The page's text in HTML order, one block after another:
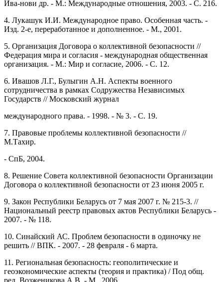
Ива-нови др. - М.: Международные отношения, 2003. - С. 216.
4. Лукашук И.И. Международное право. Особенная часть. -
Изд. 2-е, переработанное и дополненное. - М., 2001.
5. Организация Договора о коллективной безопасности //
Федерация мира и согласия - международная общественная
организация. - М.: Мир и согласие, 2006. - С. 12.
6. Ивашов Л.Г., Булыгин А.Н. Аспекты военного
сотрудничества в рамках Содружества Независимых
Государств // Московский журнал
международного права. - 1998. - № 3. - С. 19.
7. Правовые проблемы коллективной безопасности //
М.Тахир.
- СпБ, 2004.
8. Решение Совета коллективной безопасности Организации
Договора о коллективной безопасности от 23 июня 2005 г.
9. Закон Республики Беларусь от 7 мая 2007 г. № 215-3. //
Национальный реестр правовых актов Республики Беларусь -
2007. - № 118.
10. Синайский АС. Проблем безопасности в одиночку не
решить // ВПК. - 2007. - 28 февраля - 6 марта.
11. Региональная безопасность: геополитические и
геоэкономические аспекты (теория и практика) / Под общ.
ред. Возженикова А.В. - М., 2006.